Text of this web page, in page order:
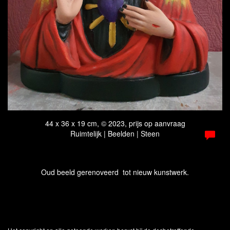
44 x 36 x 19 cm, © 2023, prijs op aanvraag
Ruimtelijk | Beelden | Steen
Oud beeld gerenoveerd tot nieuw kunstwerk.